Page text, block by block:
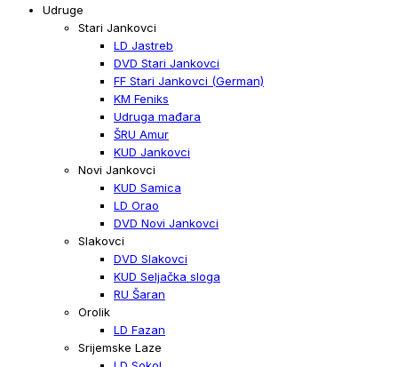
Udruge
Stari Jankovci
LD Jastreb
DVD Stari Jankovci
FF Stari Jankovci (German)
KM Feniks
Udruga mađara
ŠRU Amur
KUD Jankovci
Novi Jankovci
KUD Samica
LD Orao
DVD Novi Jankovci
Slakovci
DVD Slakovci
KUD Seljačka sloga
RU Šaran
Orolik
LD Fazan
Srijemske Laze